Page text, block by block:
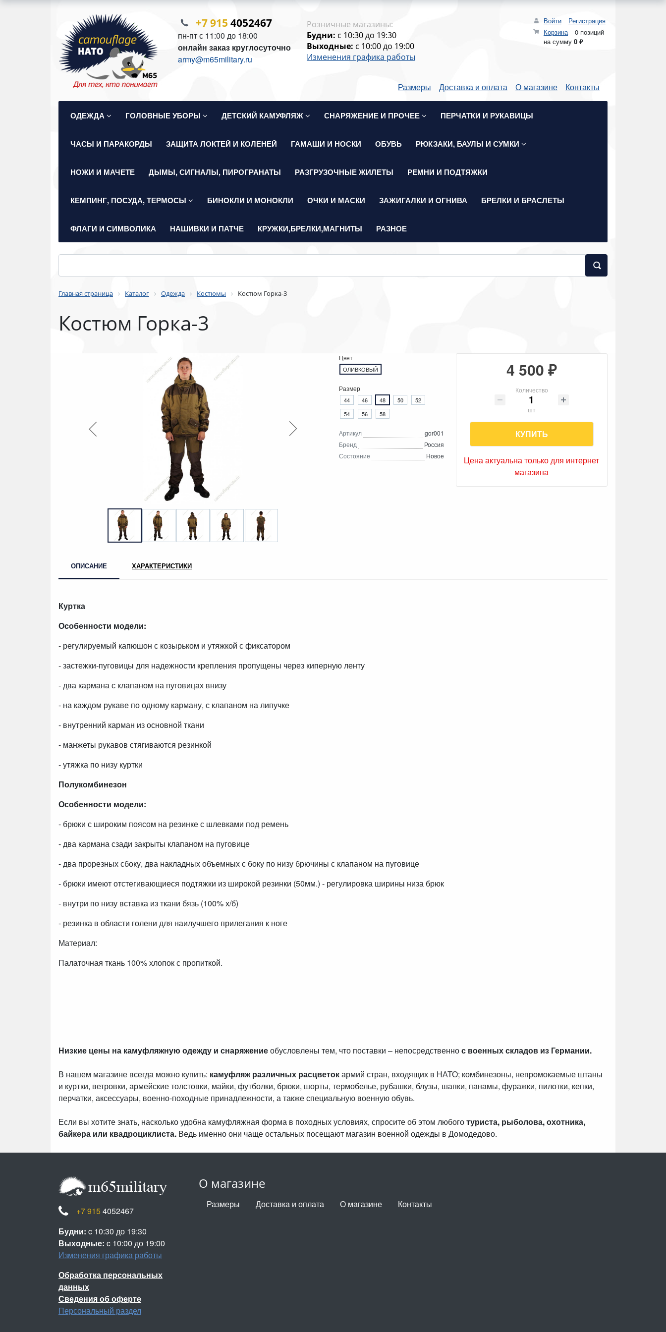
Войти
Регистрация
Корзина
0 позиций
на сумму 0 ₽
+7 915 4052467
пн-пт с 11:00 до 18:00
онлайн заказ круглосуточно
army@m65military.ru
Розничные магазины:
Будни: c 10:30 до 19:30
Выходные: c 10:00 до 19:00
Изменения графика работы
Размеры Доставка и оплата О магазине Контакты
ОДЕЖДА ГОЛОВНЫЕ УБОРЫ ДЕТСКИЙ КАМУФЛЯЖ СНАРЯЖЕНИЕ И ПРОЧЕЕ ПЕРЧАТКИ И РУКАВИЦЫ
ЧАСЫ И ПАРАКОРДЫ ЗАЩИТА ЛОКТЕЙ И КОЛЕНЕЙ ГАМАШИ И НОСКИ ОБУВЬ РЮКЗАКИ, БАУЛЫ И СУМКИ
НОЖИ И МАЧЕТЕ ДЫМЫ, СИГНАЛЫ, ПИРОГРАНАТЫ РАЗГРУЗОЧНЫЕ ЖИЛЕТЫ РЕМНИ И ПОДТЯЖКИ
КЕМПИНГ, ПОСУДА, ТЕРМОСЫ БИНОКЛИ И МОНОКЛИ ОЧКИ И МАСКИ ЗАЖИГАЛКИ И ОГНИВА БРЕЛКИ И БРАСЛЕТЫ
ФЛАГИ И СИМВОЛИКА НАШИВКИ И ПАТЧЕ КРУЖКИ,БРЕЛКИ,МАГНИТЫ РАЗНОЕ
Главная страница Каталог Одежда Костюмы Костюм Горка-3
Костюм Горка-3
Цвет
ОЛИВКОВЫЙ
Размер
44 46 48 50
52
54
56 58
Артикул
gor001
Бренд
Россия
Состояние
Новое
4 500 ₽
Количество
шт
КУПИТЬ
Цена актуальна только для интернет
магазина
ОПИСАНИЕ ХАРАКТЕРИСТИКИ
Куртка
Особенности модели:
- регулируемый капюшон с козырьком и утяжкой с фиксатором
- застежки-пуговицы для надежности крепления пропущены через киперную ленту
- два кармана с клапаном на пуговицах внизу
- на каждом рукаве по одному карману, с клапаном на липучке
- внутренний карман из основной ткани
- манжеты рукавов стягиваются резинкой
- утяжка по низу куртки
Полукомбинезон
Особенности модели:
- брюки с широким поясом на резинке с шлевками под ремень
- два кармана сзади закрыты клапаном на пуговице
- два прорезных сбоку, два накладных объемных с боку по низу брючины с клапаном на пуговице
- брюки имеют отстегивающиеся подтяжки из широкой резинки (50мм.) - регулировка ширины низа брюк
- внутри по низу вставка из ткани бязь (100% х/б)
- резинка в области голени для наилучшего прилегания к ноге
Материал:
Палаточная ткань 100% хлопок с пропиткой.
Низкие цены на камуфляжную одежду и снаряжениеобусловлены тем, что поставки – непосредственнос военных складов из Германии.
В нашем магазине всегда можно купить: камуфляж различных расцветокармий стран, входящих в НАТО; комбинезоны, непромокаемые штаны
и куртки, ветровки, армейские толстовки, майки, футболки, брюки, шорты, термобелье, рубашки, блузы, шапки, панамы, фуражки, пилотки, кепки,
перчатки, аксессуары, военно-походные принадлежности, а также специальную военную обувь.
Если вы хотите знать, насколько удобна камуфляжная форма в походных условиях, спросите об этом любоготуриста, рыболова, охотника,
байкера или квадроциклиста. Ведь именно они чаще остальных посещают магазин военной одежды в Домодедово.
О магазине
Размеры Доставка и оплата О магазине Контакты
+7 915 4052467
Будни: c 10:30 до 19:30
Выходные: c 10:00 до 19:00
Изменения графика работы
Обработка персональных
данных
Сведения об оферте
Персональный раздел